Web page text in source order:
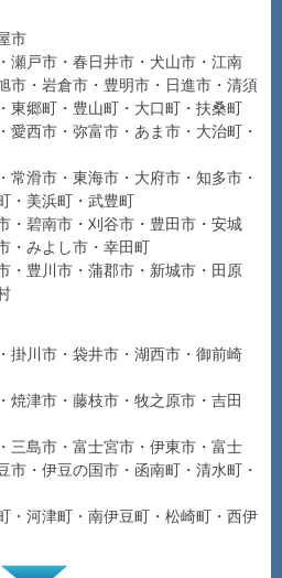
市
瀬戸市・春日井市・犬山市・江南
市・岩倉市・豊明市・日進市・清須
東郷町・豊山町・大口町・扶桑町
愛西市・弥富市・あま市・大治町・
常滑市・東海市・大府市・知多市・
・美浜町・武豊町
・碧南市・刈谷市・豊田市・安城
・みよし市・幸田町
・豊川市・蒲郡市・新城市・田原
掛川市・袋井市・湖西市・御前崎
焼津市・藤枝市・牧之原市・吉田
三島市・富士宮市・伊東市・富士
市・伊豆の国市・函南町・清水町・
・河津町・南伊豆町・松崎町・西伊